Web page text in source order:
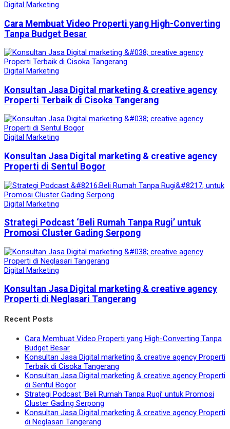
Digital Marketing
Cara Membuat Video Properti yang High-Converting
Tanpa Budget Besar
Digital Marketing
Konsultan Jasa Digital marketing & creative agency
Properti Terbaik di Cisoka Tangerang
Digital Marketing
Konsultan Jasa Digital marketing & creative agency
Properti di Sentul Bogor
Digital Marketing
Strategi Podcast ‘Beli Rumah Tanpa Rugi’ untuk
Promosi Cluster Gading Serpong
Digital Marketing
Konsultan Jasa Digital marketing & creative agency
Properti di Neglasari Tangerang
Recent Posts
Cara Membuat Video Properti yang High-Converting Tanpa
Budget Besar
Konsultan Jasa Digital marketing & creative agency Properti
Terbaik di Cisoka Tangerang
Konsultan Jasa Digital marketing & creative agency Properti
di Sentul Bogor
Strategi Podcast ‘Beli Rumah Tanpa Rugi’ untuk Promosi
Cluster Gading Serpong
Konsultan Jasa Digital marketing & creative agency Properti
di Neglasari Tangerang